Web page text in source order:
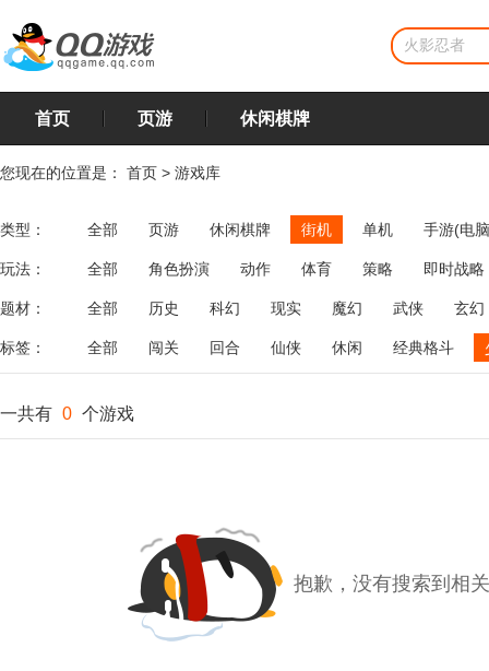
首页 页游 休闲棋牌
您现在的位置是： 首页 > 游戏库
类型： 全部 页游 休闲棋牌 街机 单机 手游(电
玩法： 全部 角色扮演 动作 体育 策略
即时战略
飞行
恋爱 第三人称射击 棋类 牌类 麻将
题材： 全部 历史 科幻 现实 魔幻 武侠 玄幻
标签： 全部 闯关 回合 仙侠 休闲 经典格斗
一共有 0 个游戏
抱歉，没有搜索到相